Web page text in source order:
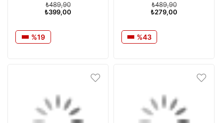
₺399,00
₺489,90
%19
₺279,00
₺489,90
%43